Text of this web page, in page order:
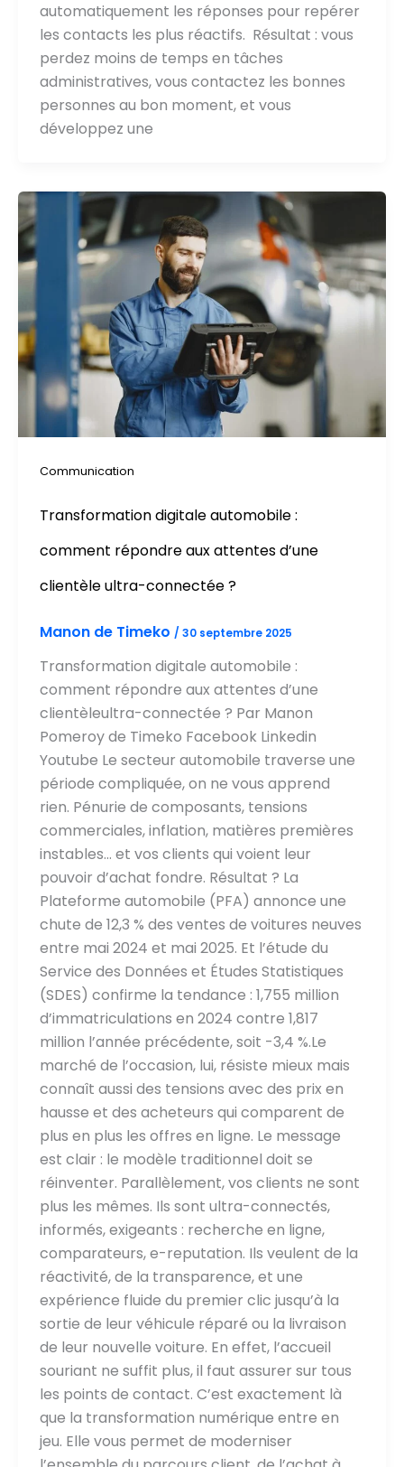
automatiquement les réponses pour repérer
les contacts les plus réactifs. Résultat : vous
perdez moins de temps en tâches
administratives, vous contactez les bonnes
personnes au bon moment, et vous
développez une
Communication
Transformation digitale automobile :
comment répondre aux attentes d’une
clientèle ultra-connectée ?
Manon de Timeko / 30 septembre 2025
Transformation digitale automobile :
comment répondre aux attentes d’une
clientèleultra-connectée ? Par Manon
Pomeroy de Timeko Facebook Linkedin
Youtube Le secteur automobile traverse une
période compliquée, on ne vous apprend
rien. Pénurie de composants, tensions
commerciales, inflation, matières premières
instables… et vos clients qui voient leur
pouvoir d’achat fondre. Résultat ? La
Plateforme automobile (PFA) annonce une
chute de 12,3 % des ventes de voitures neuves
entre mai 2024 et mai 2025. Et l’étude du
Service des Données et Études Statistiques
(SDES) confirme la tendance : 1,755 million
d’immatriculations en 2024 contre 1,817
million l’année précédente, soit -3,4 %.Le
marché de l’occasion, lui, résiste mieux mais
connaît aussi des tensions avec des prix en
hausse et des acheteurs qui comparent de
plus en plus les offres en ligne. Le message
est clair : le modèle traditionnel doit se
réinventer. Parallèlement, vos clients ne sont
plus les mêmes. Ils sont ultra-connectés,
informés, exigeants : recherche en ligne,
comparateurs, e-reputation. Ils veulent de la
réactivité, de la transparence, et une
expérience fluide du premier clic jusqu’à la
sortie de leur véhicule réparé ou la livraison
de leur nouvelle voiture. En effet, l’accueil
souriant ne suffit plus, il faut assurer sur tous
les points de contact. C’est exactement là
que la transformation numérique entre en
jeu. Elle vous permet de moderniser